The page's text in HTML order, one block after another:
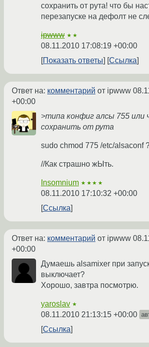
сохранить от рута! что бы
перезапуске на дефолт не
ipwww ★★
08.11.2010 17:08:19 +00:00
Показать ответы
Ссылка
Ответ на: комментарий от ipwww
+00:00
>типа конфиг алсы 755 или
сохранить от рута
sudo chmod 775 /etc/alsaconf
//Как страшно жЫть.
Insomnium ★★★★
08.11.2010 17:10:32 +00:00
Ссылка
Ответ на: комментарий от ipwww
+00:00
Думаешь alsamixer при
выключает?
Хорошо, завтра посмотрю.
yaroslav ★
08.11.2010 21:13:15 +00:00
Ссылка